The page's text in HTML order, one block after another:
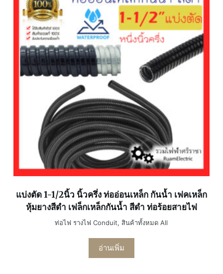
แบ่งตัด 1-1/2นิ้ว นิ้วครึ่ง ท่ออ่อนเหล็ก กันน้ำ เฟคเหล็ก
หุ้มยางสีดำ เฟล็กเหล็กกันน้ำ สีดำ ท่อร้อยสายไฟ
ท่อไฟ รางไฟ Conduit, สินค้าทั้งหมด All
อ่านเพิ่ม